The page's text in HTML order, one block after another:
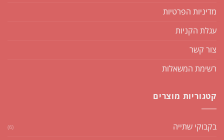
מדיניות הפרטיות
עגלת הקניות
צור קשר
רשימת המשאלות
קטגוריות מוצרים
בקבוקי שתייה (6)